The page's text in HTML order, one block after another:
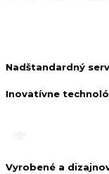
Nadštandardný
Inovatívne
Vyrobené a